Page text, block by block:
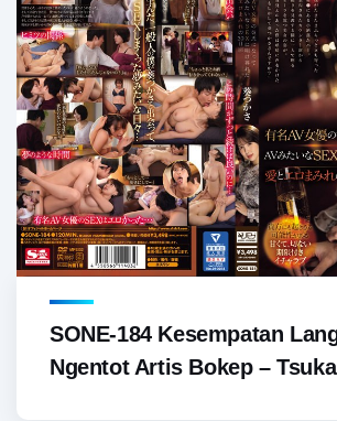
SONE-184 Kesempatan
Ngentot Artis Bokep –